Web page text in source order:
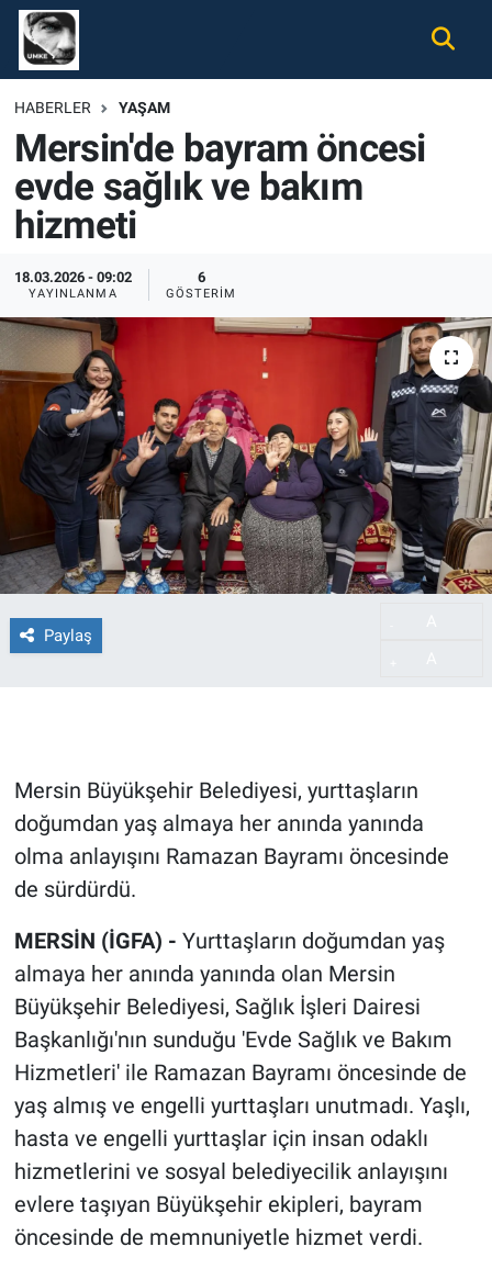
HABERLER YAŞAM
Mersin'de bayram öncesi
evde sağlık ve bakım
hizmeti
18.03.2026 - 09:02
YAYINLANMA
6
GÖSTERIM
Paylaş
Mersin Büyükşehir Belediyesi, yurttaşların
doğumdan yaş almaya her anında yanında
olma anlayışını Ramazan Bayramı öncesinde
de sürdürdü.
MERSİN (İGFA) - Yurttaşların doğumdan yaş
almaya her anında yanında olan Mersin
Büyükşehir Belediyesi, Sağlık İşleri Dairesi
Başkanlığı'nın sunduğu 'Evde Sağlık ve Bakım
Hizmetleri' ile Ramazan Bayramı öncesinde de
yaş almış ve engelli yurttaşları unutmadı. Yaşlı,
hasta ve engelli yurttaşlar için insan odaklı
hizmetlerini ve sosyal belediyecilik anlayışını
evlere taşıyan Büyükşehir ekipleri, bayram
öncesinde de memnuniyetle hizmet verdi.
Gündem
Ekonomi
Spor
Tüm Haberler
İletişim
Künye
Nöbetçi Eczaneler
Hava Durumu
Namaz Vakitleri
Süper Lig Puan Durumu ve Fikstür
Tüm Manşetler
Son Dakika Haberleri
Haber Arşivi